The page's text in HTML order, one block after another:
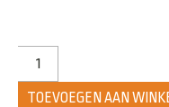
TOEVOEGEN AAN